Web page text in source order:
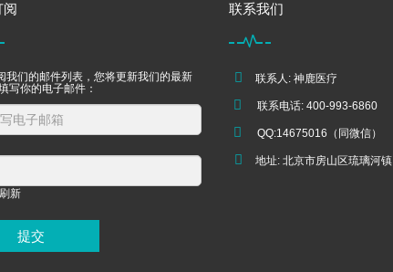
阅
我们的邮件列表，您将更新我们的最新
写你的电子邮件：
提交
联系我们
联系人: 神鹿医疗
联系电话: 400-993-6860
QQ:14675016（同微信）
地址: 北京市房山区琉璃河镇